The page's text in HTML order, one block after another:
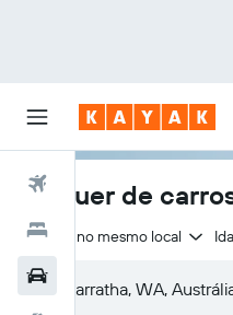
Hotéis
Aluguer de
Entrega no mesmo local